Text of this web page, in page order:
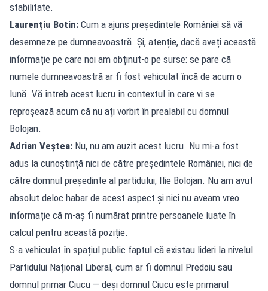
stabilitate.
Laurențiu Botin: Cum a ajuns președintele României să vă
desemneze pe dumneavoastră. Și, atenție, dacă aveți această
informație pe care noi am obținut-o pe surse: se pare că
numele dumneavoastră ar fi fost vehiculat încă de acum o
lună. Vă întreb acest lucru în contextul în care vi se
reproșează acum că nu ați vorbit în prealabil cu domnul
Bolojan.
Adrian Veștea: Nu, nu am auzit acest lucru. Nu mi-a fost
adus la cunoștință nici de către președintele României, nici de
către domnul președinte al partidului, Ilie Bolojan. Nu am avut
absolut deloc habar de acest aspect și nici nu aveam vreo
informație că m-aș fi numărat printre persoanele luate în
calcul pentru această poziție.
S-a vehiculat în spațiul public faptul că existau lideri la nivelul
Partidului Național Liberal, cum ar fi domnul Predoiu sau
domnul primar Ciucu — deși domnul Ciucu este primarul